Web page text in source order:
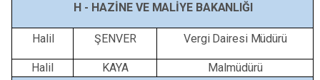
H - HAZİNEVE MALİYE BAKANLIĞI
Halil ŞENVER Vergi Dairesi Müdürü
Halil KAYA
Malmüdürü